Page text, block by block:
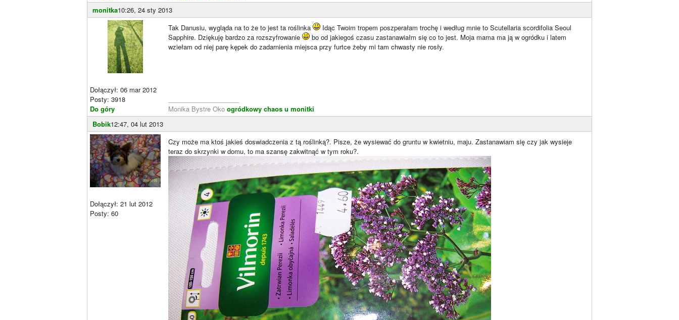
monitka10:26, 24 sty 2013
Dołączył: 06 mar 2012
Posty: 3918
Do góry
Tak Danusiu, wygląda na to że to jest ta roślinka
Idąc Twoim tropem poszperałam trochę i według mnie to Scutellaria scordifolia Seoul
Sapphire. Dziękuję bardzo za rozszyfrowanie
bo od jakiegoś czasu zastanawiałm się co to jest. Moja mama ma ją w ogródku i latem
wziełam od niej parę kępek do zadarnienia miejsca przy furtce żeby mi tam chwasty nie rosły.
Monika Bystre Oko ogródkowy chaos u monitki
Bobik12:47, 04 lut 2013
Dołączył: 21 lut 2012
Posty: 60
Czy może ma ktoś jakieś doswiadczenia z tą roślinką?. Pisze, że wysiewać do gruntu w kwietniu, maju. Zastanawiam się czy jak wysieje
teraz do skrzynki w domu, to ma szansę zakwitnąć w tym roku?.